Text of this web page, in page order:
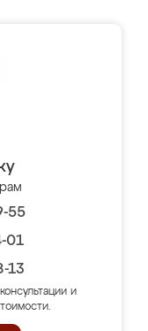
55
01
13
и